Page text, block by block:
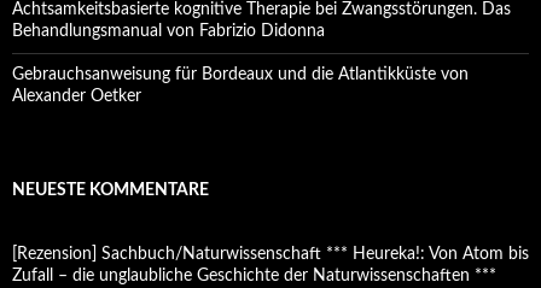
Achtsamkeitsbasierte kognitive Therapie bei Zwangsstörungen. Das
Behandlungsmanual von Fabrizio Didonna
Gebrauchsanweisung für Bordeaux und die Atlantikküste von
Alexander Oetker
NEUESTE KOMMENTARE
[Rezension] Sachbuch/Naturwissenschaft *** Heureka!: Von Atom bis
Zufall – die unglaubliche Geschichte der Naturwissenschaften ***